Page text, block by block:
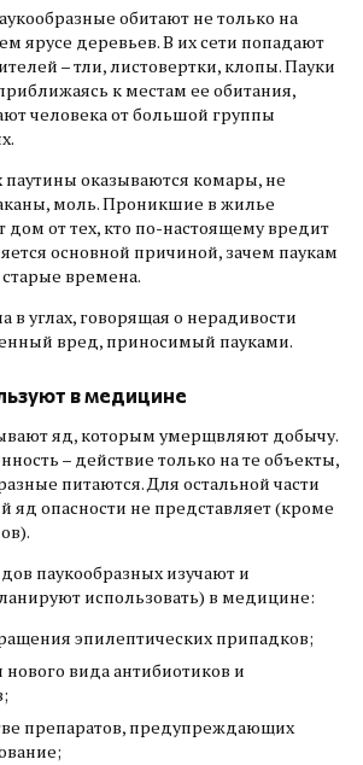
обитают не только на
ярусе деревьев. В их сети попадают
– тли, листовертки, клопы. Пауки
к местам ее обитания,
человека от большой группы
паутины оказываются комары, не
моль. Проникшие в жилье
от тех, кто по-настоящему вредит
основной причиной, зачем паукам
времена.
в углах, говорящая о нерадивости
вред, приносимый пауками.
в медицине
яд, которым умерщвляют добычу.
– действие только на те объекты,
питаются. Для остальной части
яд опасности не представляет (кроме
паукообразных изучают и
использовать) в медицине:
эпилептических припадков;
нового вида антибиотиков и
препаратов, предупреждающих